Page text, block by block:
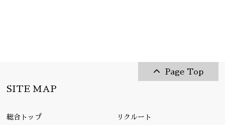
Page Top
SITE MAP
総合トップ リクルート